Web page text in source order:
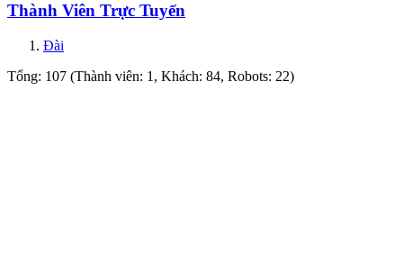
Thành Viên Trực Tuyến
Đài
Tổng: 107 (Thành viên: 1, Khách: 84, Robots: 22)